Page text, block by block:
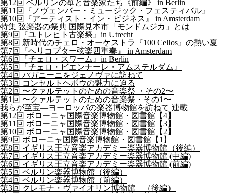
第12回 ベルリンの壁と音楽家たち《前編》 in Berlin
第11回『ノヴェンバー・ミュージック・フェスティバル』
第10回『アーティスト・イン・ビジネス』 in Amsterdam
特集 弦楽器の祭典 国際見本市「モンドムジカ」とは
第9回『ユトレヒト古楽祭』in Utrecht
第8回 新時代のチェロ・オーケストラ『100 Cellos』の熱い夏
第7回『ヘリコプター弦楽四重奏』 in Amsterdam
第6回『チェロ・スワーム』in Berlin
第5回『チェロ・ビエンナーレ・アムステルダム』
第4回 パガニーニをジェノヴァに訪ねて
第3回 コンセルトヘボウの魅力に迫る
第2回 〜クァルテットのための音楽祭 ・その2〜
第1回 〜クァルテットのための音楽祭・その1〜
我らが至宝―ヨーロッパの楽器博物館を訪ねて 連載
第12回 ボローニャ国際音楽博物館・図書館【4】
第11回 ボローニャ国際音楽博物館・図書館【3】
第10回 ボローニャ国際音楽博物館・図書館【2】
第9回 ボローニャ国際音楽博物館・図書館【1】
第8回 イギリス王立音楽アカデミー楽器博物館（後編）
第7回 イギリス王立音楽アカデミー楽器博物館 (中編)
第6回 イギリス王立音楽アカデミー楽器博物館 (前編)
第5回 ベルリン楽器博物館（後編）
第4回 ベルリン楽器博物館（前編）
第3回 クレモナ・ヴァイオリン博物館 （後編）